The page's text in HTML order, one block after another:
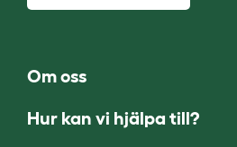
Om oss
Hur kan vi hjälpa till?